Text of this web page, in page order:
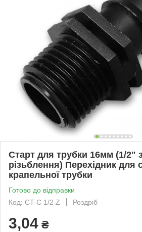
Старт для трубки 16мм (1/2"
різьблення) Перехідник для
крапельної трубки
Готово до відправки
Код: CT-C 1/2 Z
Роздріб
3,04 ₴